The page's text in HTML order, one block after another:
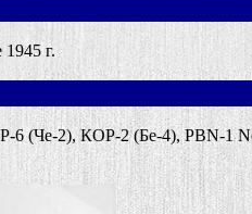
г.
2), КОР-2 (Бе-4), PBN-1